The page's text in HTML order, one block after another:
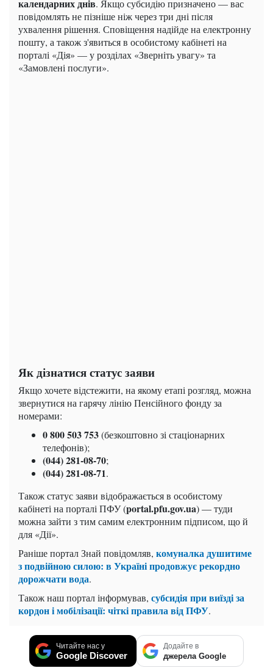
календарних днів. Якщо субсидію призначено — вас
повідомлять не пізніше ніж через три дні після
ухвалення рішення. Сповіщення надійде на електронну
пошту, а також з'явиться в особистому кабінеті на
порталі «Дія» — у розділах «Зверніть увагу» та
«Замовлені послуги».
Як дізнатися статус заяви
Якщо хочете відстежити, на якому етапі розгляд, можна
звернутися на гарячу лінію Пенсійного фонду за
номерами:
0 800 503 753(безкоштовно зі стаціонарних
телефонів);
(044) 281-08-70;
(044) 281-08-71.
Також статус заяви відображається в особистому
кабінеті на порталі ПФУ (portal.pfu.gov.ua) — туди
можна зайти з тим самим електронним підписом, що й
для «Дії».
Раніше портал Знай повідомляв, комуналка душитиме
з подвійною силою: в Україні продовжує рекордно
дорожчати вода.
Також наш портал інформував, субсидія при виїзді за
кордон і мобілізації: чіткі правила від ПФУ.
Читайте нас у
Google Discover
Додайте в
джерела Google